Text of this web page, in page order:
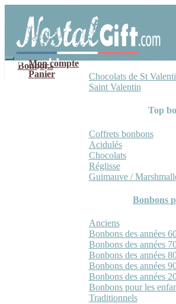
navigation
contenu
Mon compte
Panier
Bonbons
Chocolats de St
Saint Valentin
Top
Coffrets bonbons
Acidulés
Chocolats
Réglisse
Guimauve /
Bonbons
Anciens
Bonbons des années
Bonbons des années
Bonbons des années
Bonbons des années
Bonbons des années
Bonbons pour les
Traditionnels